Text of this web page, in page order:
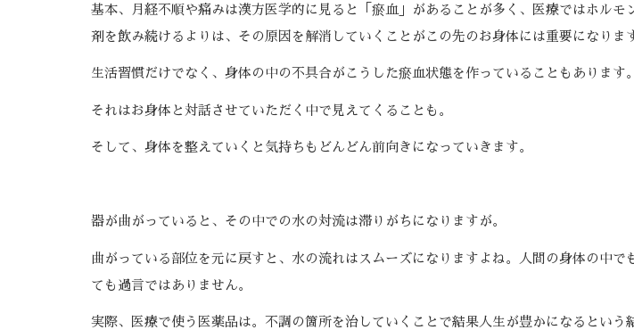
基本、月経不順や痛みは漢方医学的に見ると「瘀血」があることが多く、医療ではホルモ
剤を飲み続けるよりは、その原因を解消していくことがこの先のお身体には重要になりま
生活習慣だけでなく、身体の中の不具合がこうした瘀血状態を作っていることもあります。
それはお身体と対話させていただく中で見えてくることも。
そして、身体を整えていくと気持ちもどんどん前向きになっていきます。
器が曲がっていると、その中での水の対流は滞りがちになりますが。
曲がっている部位を元に戻すと、水の流れはスムーズになりますよね。人間の身体の中で
ても過言ではありません。
実際、医療で使う医薬品は。不調の箇所を治していくことで結果人生が豊かになるという